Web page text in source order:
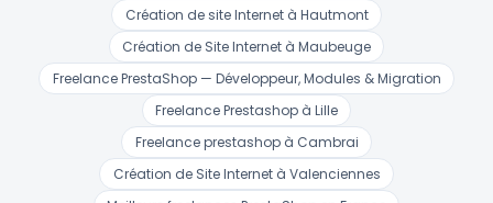
Création de site Internet à Hautmont
Création de Site Internet à Maubeuge
Freelance PrestaShop — Développeur, Modules & Migration
Freelance Prestashop à Lille
Freelance prestashop à Cambrai
Création de Site Internet à Valenciennes